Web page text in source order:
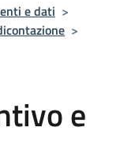
e dati >
>
e